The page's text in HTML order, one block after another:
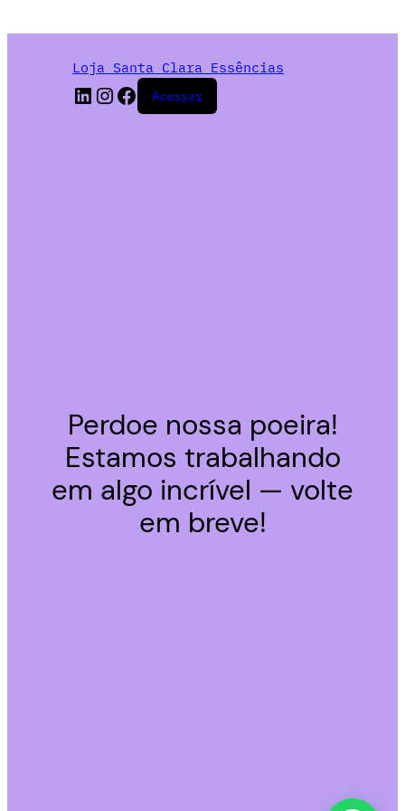
Loja Santa Clara Essências
Acessar
Perdoe nossa poeira!
Estamos trabalhando
em algo incrível — volte
em breve!